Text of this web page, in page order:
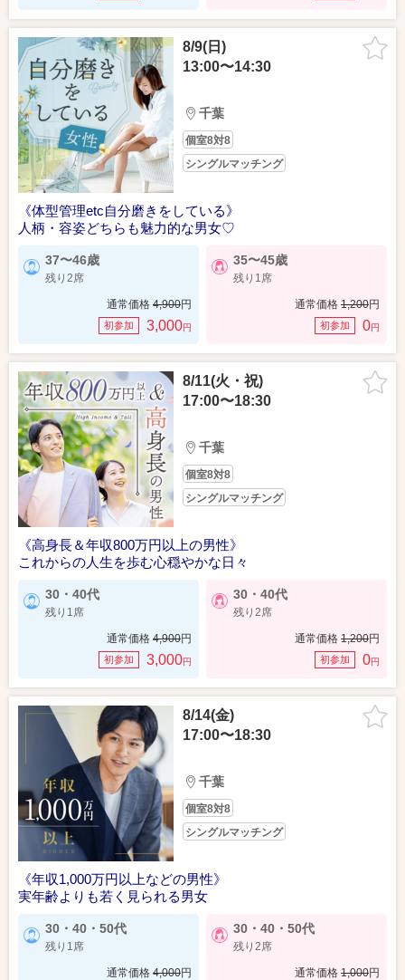
8/9(日)
13:00〜14:30
千葉
個室8対8
シングルマッチング
《体型管理etc自分磨きをしている》
人柄・容姿どちらも魅力的な男女♡
37〜46歳
残り2席
通常価格 4,900円
初参加 3,000円
35〜45歳
残り1席
通常価格 1,200円
初参加 0円
8/11(火・祝)
17:00〜18:30
千葉
個室8対8
シングルマッチング
《高身長＆年収800万円以上の男性》
これからの人生を歩む心穏やかな日々
30・40代
残り1席
通常価格 4,900円
初参加 3,000円
30・40代
残り2席
通常価格 1,200円
初参加 0円
8/14(金)
17:00〜18:30
千葉
個室8対8
シングルマッチング
《年収1,000万円以上などの男性》
実年齢よりも若く見られる男女
30・40・50代
残り1席
通常価格 4,000円
30・40・50代
残り2席
通常価格 1,000円